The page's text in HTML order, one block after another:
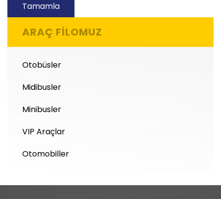
ARAÇ FILOMUZ
Otobüsler
Midibusler
Minibusler
VIP Araçlar
Otomobiller
Tamamla